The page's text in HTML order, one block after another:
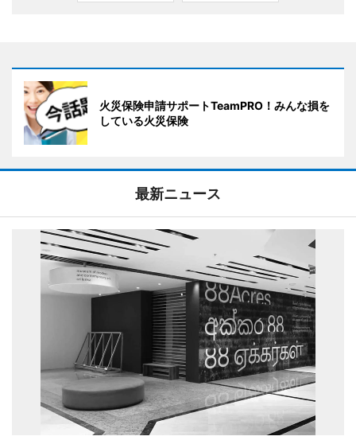
火災保険申請サポートTeamPRO！みんな損を
している火災保険
最新ニュース